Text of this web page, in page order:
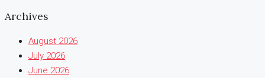
Archives
August 2026
July 2026
June 2026